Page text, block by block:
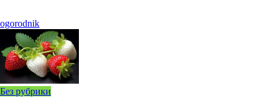
ogorodnik
Без рубрики